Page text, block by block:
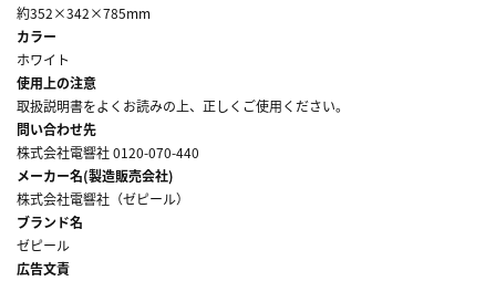
約352×342×785mm
カラー
ホワイト
使用上の注意
取扱説明書をよくお読みの上、正しくご使用ください。
問い合わせ先
株式会社電響社 0120-070-440
メーカー名(製造販売会社)
株式会社電響社（ゼピール）
ブランド名
ゼピール
広告文責